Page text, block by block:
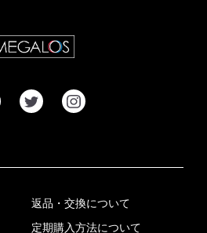
返品・交換について
定期購入方法について